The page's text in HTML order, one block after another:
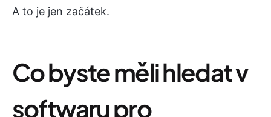
A to je jen začátek.
Co byste měli hledat v
softwaru pro